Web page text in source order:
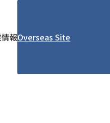
報Overseas Site